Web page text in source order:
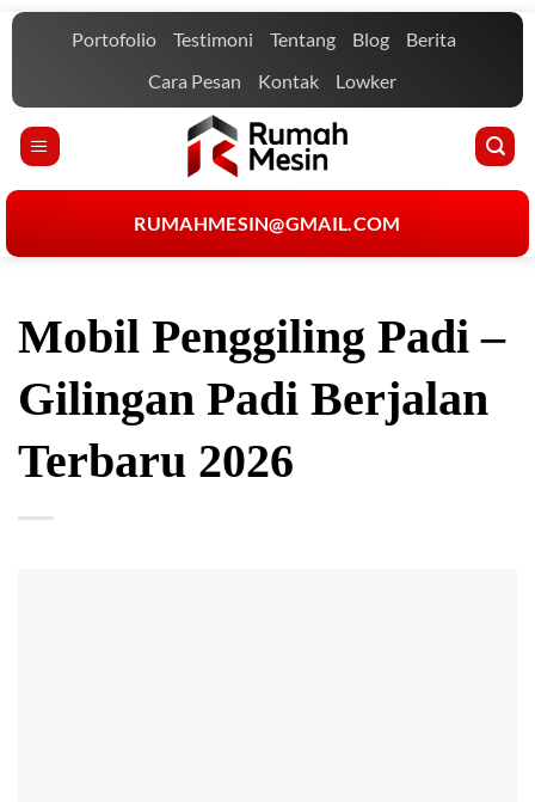
Skip
Portofolio Testimoni Tentang Blog
Berita
Cara Pesan
Kontak Lowker
RUMAHMESIN@GMAIL.COM
Mobil Penggiling Padi –
Gilingan Padi Berjalan
Terbaru 2026